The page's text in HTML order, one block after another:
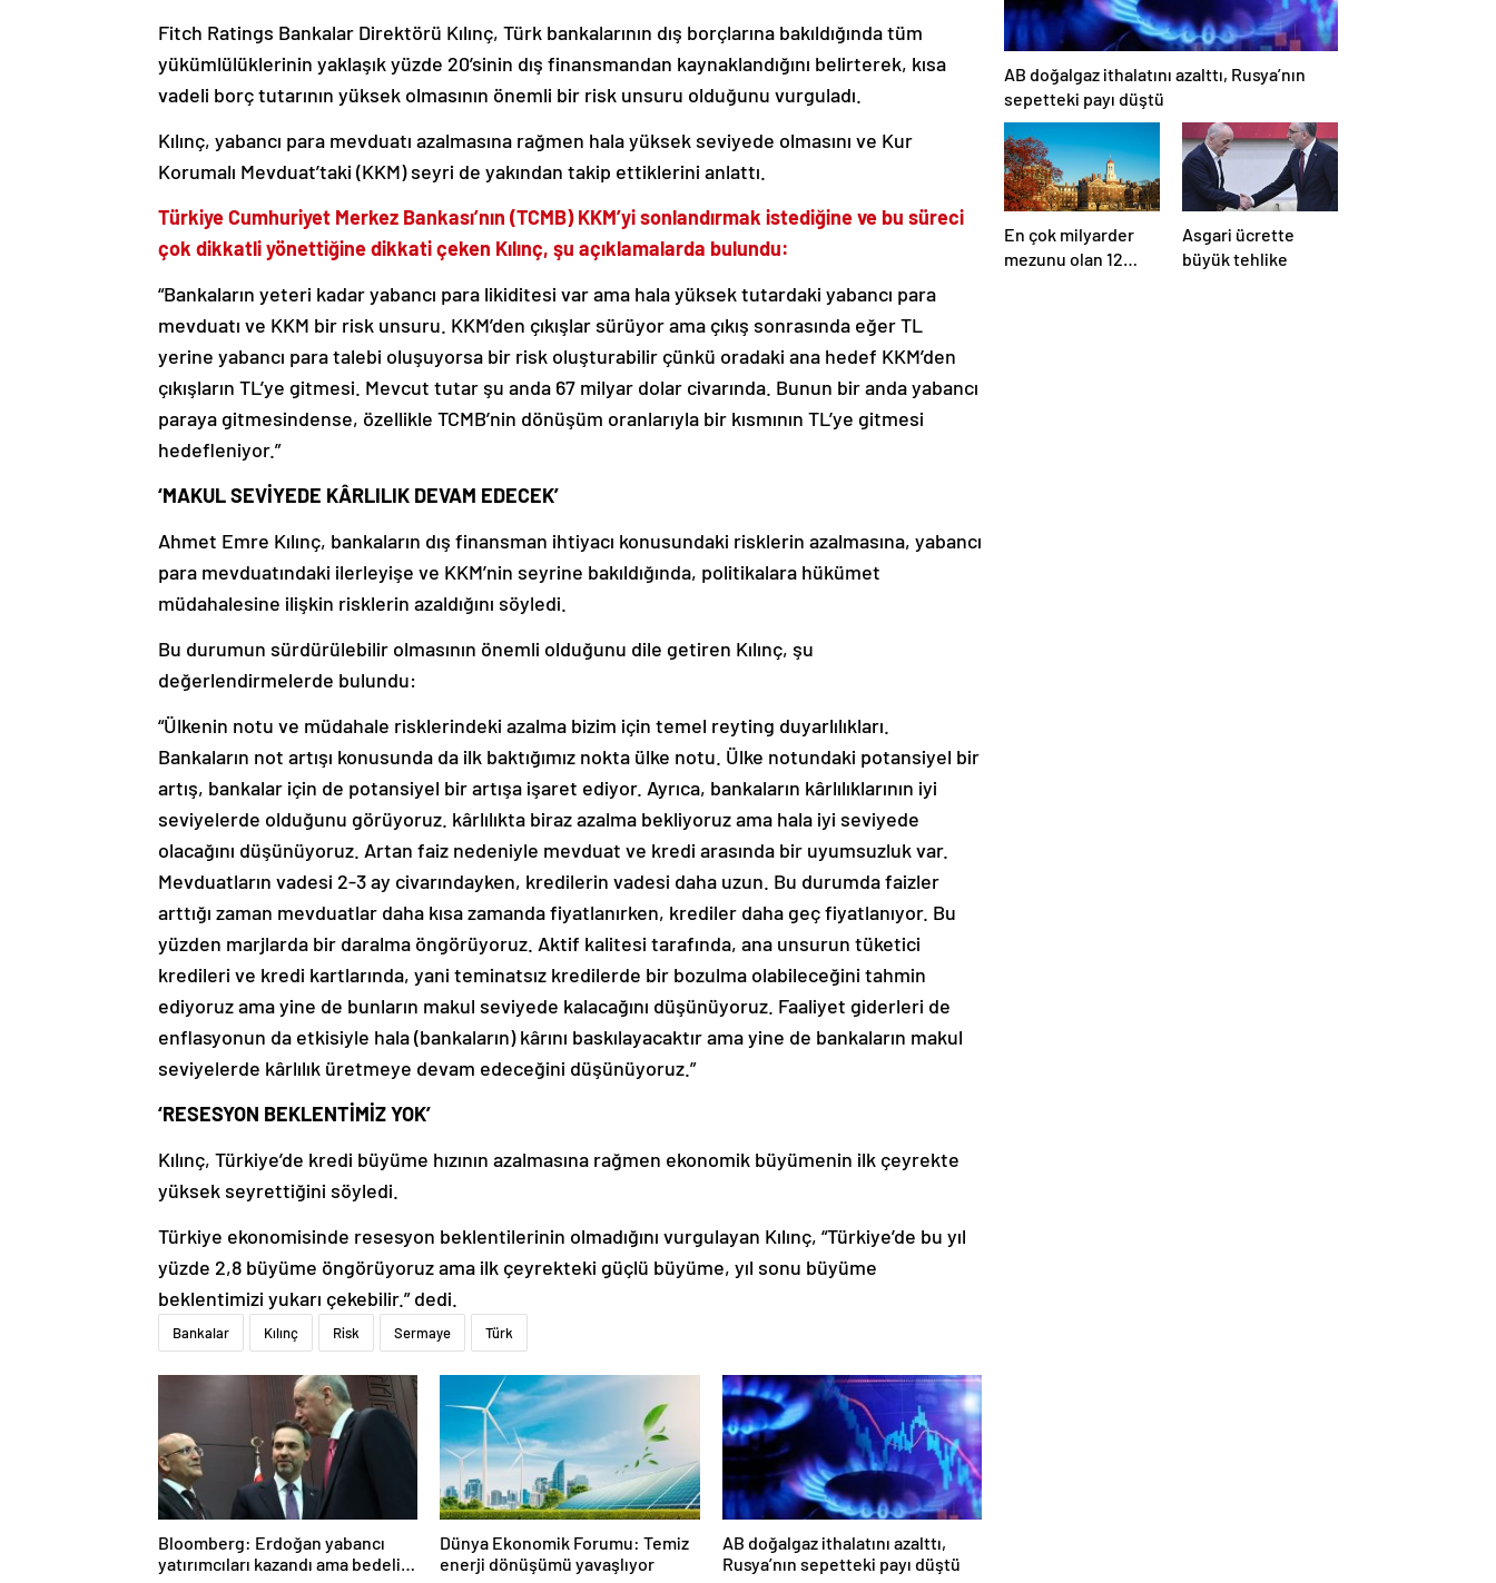
Fitch Ratings Bankalar Direktörü Kılınç, Türk bankalarının dış borçlarına bakıldığında tüm
yükümlülüklerinin yaklaşık yüzde 20’sinin dış finansmandan kaynaklandığını belirterek, kısa
vadeli borç tutarının yüksek olmasının önemli bir risk unsuru olduğunu vurguladı.
Kılınç, yabancı para mevduatı azalmasına rağmen hala yüksek seviyede olmasını ve Kur
Korumalı Mevduat’taki (KKM) seyri de yakından takip ettiklerini anlattı.
Türkiye Cumhuriyet Merkez Bankası’nın (TCMB) KKM’yi sonlandırmak istediğine ve bu süreci
çok dikkatli yönettiğine dikkati çeken Kılınç, şu açıklamalarda bulundu:
“Bankaların yeteri kadar yabancı para likiditesi var ama hala yüksek tutardaki yabancı para
mevduatı ve KKM bir risk unsuru. KKM’den çıkışlar sürüyor ama çıkış sonrasında eğer TL
yerine yabancı para talebi oluşuyorsa bir risk oluşturabilir çünkü oradaki ana hedef KKM’den
çıkışların TL’ye gitmesi. Mevcut tutar şu anda 67 milyar dolar civarında. Bunun bir anda yabancı
paraya gitmesindense, özellikle TCMB’nin dönüşüm oranlarıyla bir kısmının TL’ye gitmesi
hedefleniyor.”
‘MAKUL SEVİYEDE KÂRLILIK DEVAM EDECEK’
Ahmet Emre Kılınç, bankaların dış finansman ihtiyacı konusundaki risklerin azalmasına, yabancı
para mevduatındaki ilerleyişe ve KKM’nin seyrine bakıldığında, politikalara hükümet
müdahalesine ilişkin risklerin azaldığını söyledi.
Bu durumun sürdürülebilir olmasının önemli olduğunu dile getiren Kılınç, şu
değerlendirmelerde bulundu:
“Ülkenin notu ve müdahale risklerindeki azalma bizim için temel reyting duyarlılıkları.
Bankaların not artışı konusunda da ilk baktığımız nokta ülke notu. Ülke notundaki potansiyel bir
artış, bankalar için de potansiyel bir artışa işaret ediyor. Ayrıca, bankaların kârlılıklarının iyi
seviyelerde olduğunu görüyoruz. kârlılıkta biraz azalma bekliyoruz ama hala iyi seviyede
olacağını düşünüyoruz. Artan faiz nedeniyle mevduat ve kredi arasında bir uyumsuzluk var.
Mevduatların vadesi 2-3 ay civarındayken, kredilerin vadesi daha uzun. Bu durumda faizler
arttığı zaman mevduatlar daha kısa zamanda fiyatlanırken, krediler daha geç fiyatlanıyor. Bu
yüzden marjlarda bir daralma öngörüyoruz. Aktif kalitesi tarafında, ana unsurun tüketici
kredileri ve kredi kartlarında, yani teminatsız kredilerde bir bozulma olabileceğini tahmin
ediyoruz ama yine de bunların makul seviyede kalacağını düşünüyoruz. Faaliyet giderleri de
enflasyonun da etkisiyle hala (bankaların) kârını baskılayacaktır ama yine de bankaların makul
seviyelerde kârlılık üretmeye devam edeceğini düşünüyoruz.”
‘RESESYON BEKLENTİMİZ YOK’
Kılınç, Türkiye’de kredi büyüme hızının azalmasına rağmen ekonomik büyümenin ilk çeyrekte
yüksek seyrettiğini söyledi.
Türkiye ekonomisinde resesyon beklentilerinin olmadığını vurgulayan Kılınç, “Türkiye’de bu yıl
yüzde 2,8 büyüme öngörüyoruz ama ilk çeyrekteki güçlü büyüme, yıl sonu büyüme
beklentimizi yukarı çekebilir.” dedi.
Bankalar Kılınç Risk Sermaye Türk
Bloomberg: Erdoğan yabancı
yatırımcıları kazandı ama bedelini
Dünya Ekonomik Forumu: Temiz
enerji dönüşümü yavaşlıyor
AB doğalgaz ithalatını azalttı,
Rusya’nın sepetteki payı düştü
AB doğalgaz ithalatını azalttı, Rusya’nın
sepetteki payı düştü
En çok milyarder
mezunu olan 12
Asgari ücrette
büyük tehlike